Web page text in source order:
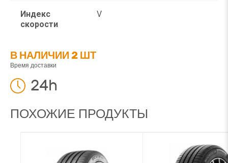
Индекс
скорости
V
В НАЛИЧИИ 2 ШТ
Время доставки
24h
ПОХОЖИЕ ПРОДУКТЫ